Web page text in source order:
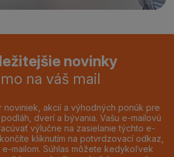
novinky
na váš mail
noviniek, akcií a výhodných ponúk pre
dverí a bývania. Vašu e-mailovú
výlučne na zasielanie týchto e-
kliknutím na potvrdzovací odkaz,
mailom. Súhlas môžete kedykoľvek